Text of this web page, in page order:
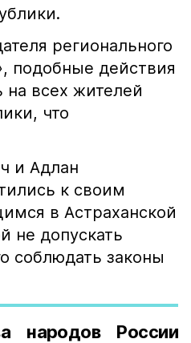
регионального
подобные действия
на всех жителей
что
и Адлан
к своим
в Астраханской
не допускать
соблюдать законы
народов России